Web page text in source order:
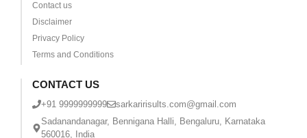
Contact us
Disclaimer
Privacy Policy
Terms and Conditions
CONTACT US
+91 9999999999
sarkaririsults.com@gmail.com
Sadanandanagar, Bennigana Halli, Bengaluru, Karnataka
560016, India